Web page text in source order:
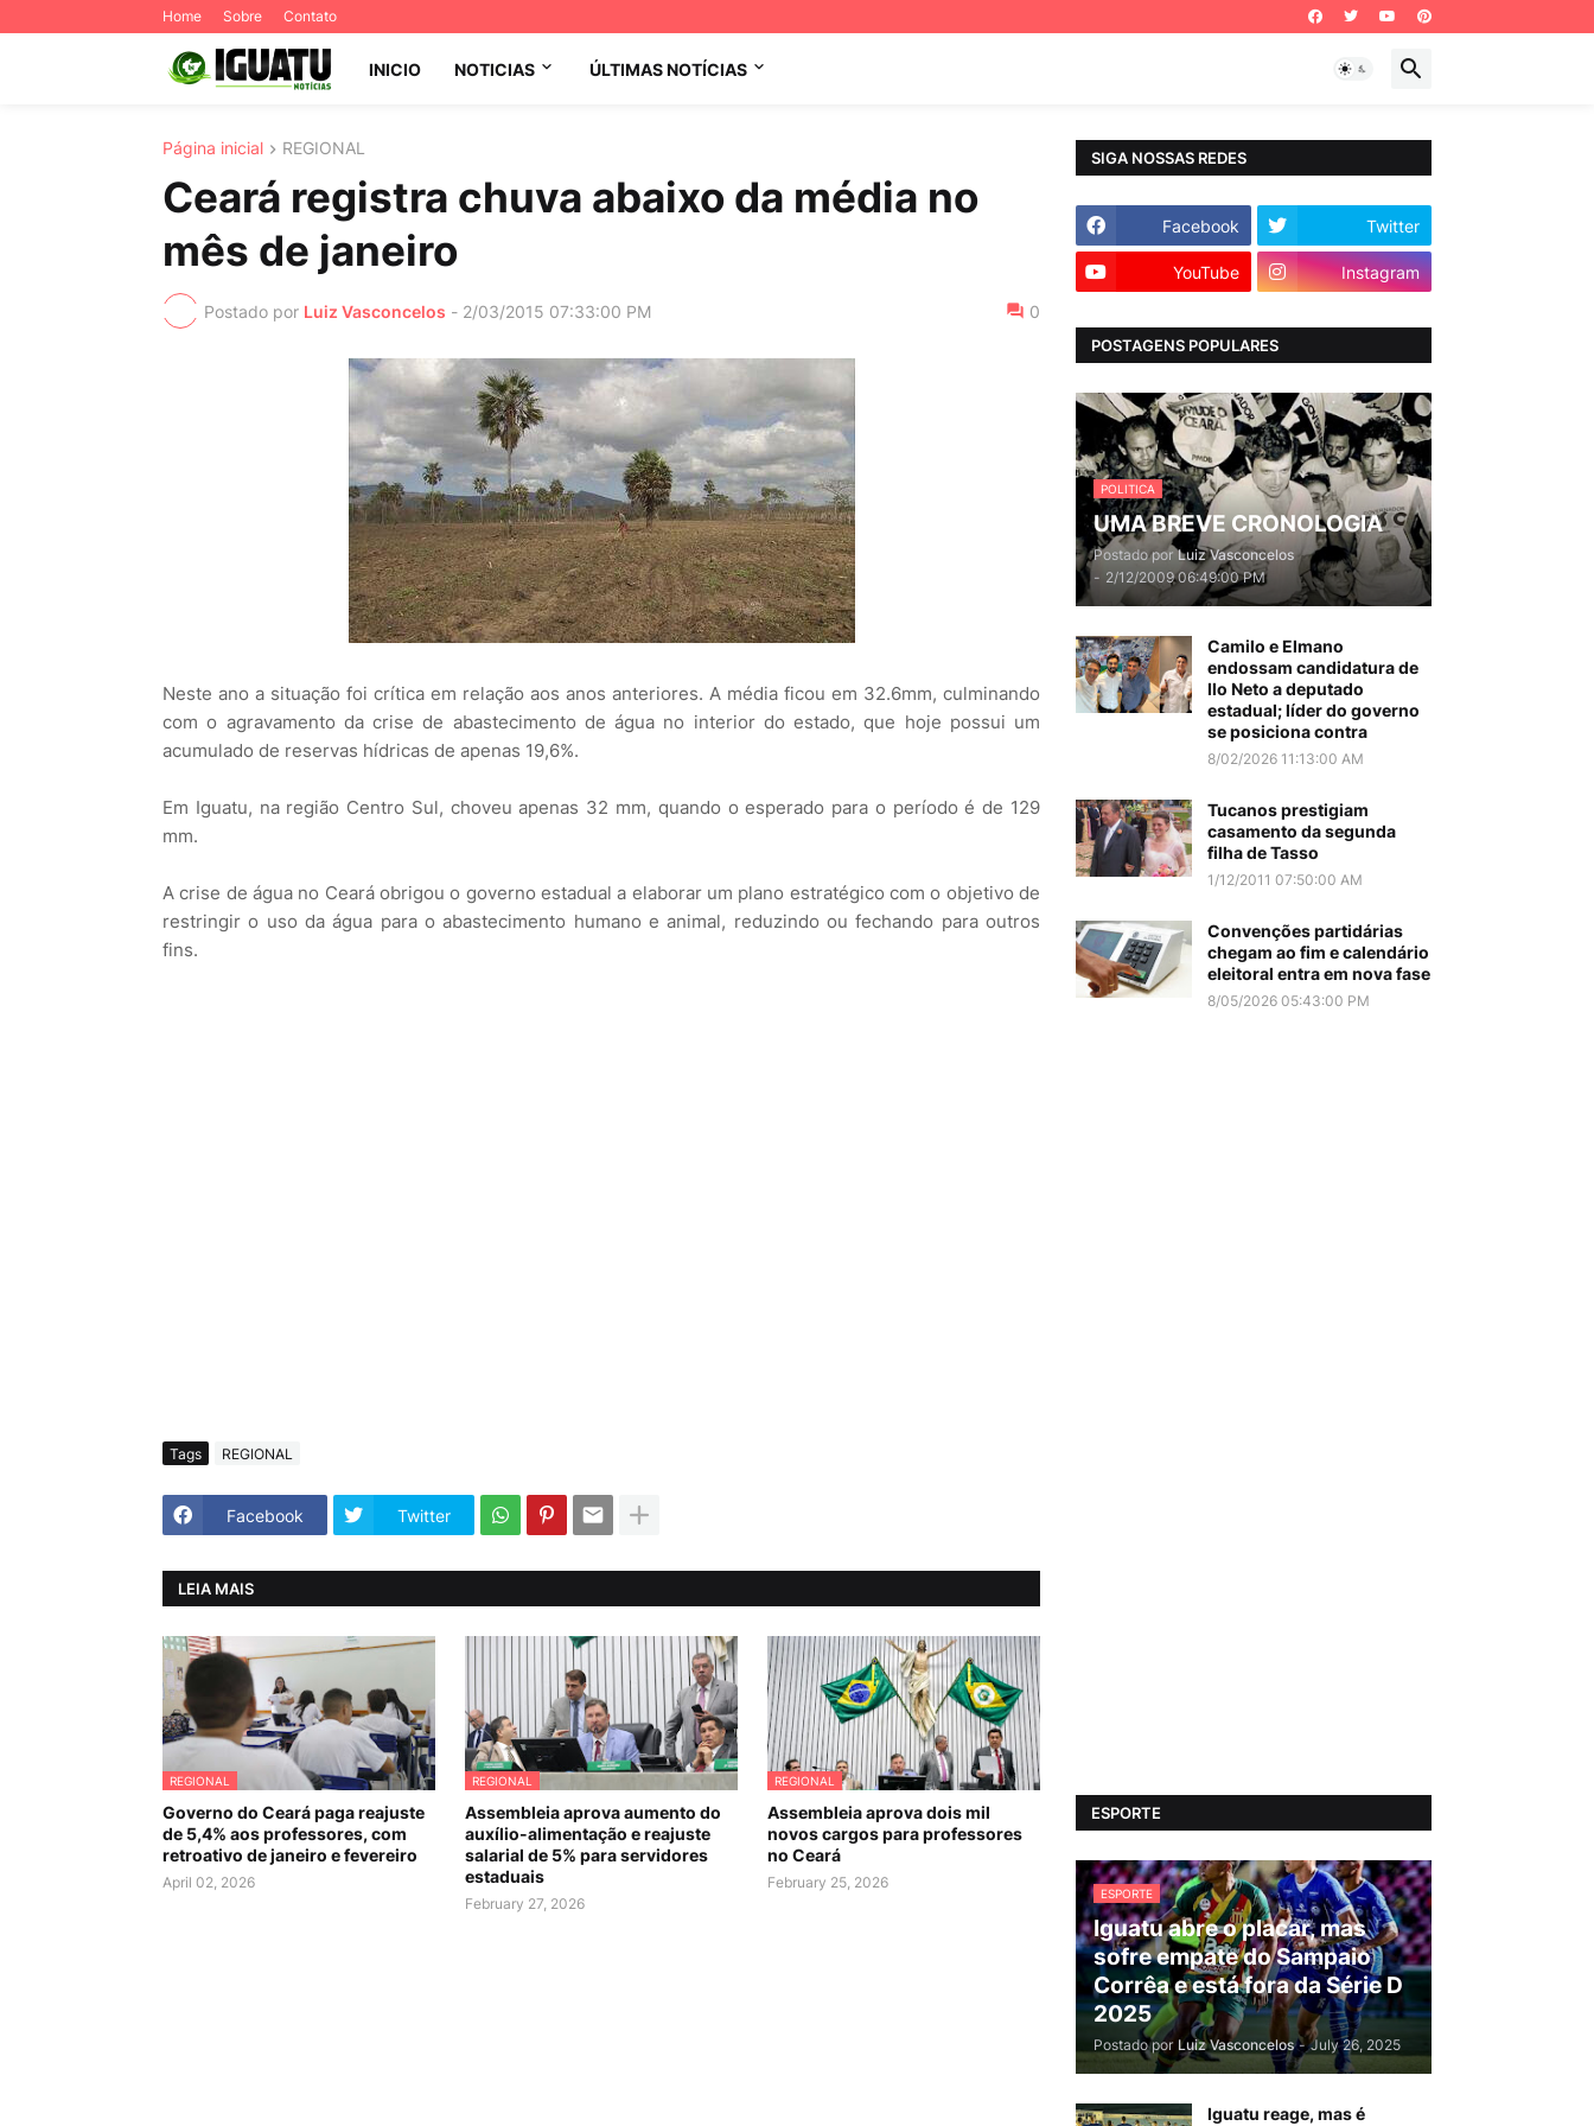
Home Sobre Contato
INICIO NOTICIAS ÚLTIMAS NOTÍCIAS
Página inicial REGIONAL
Ceará registra chuva abaixo da média no
mês de janeiro
Postado por Luiz Vasconcelos - 2/03/2015 07:33:00 PM 0
Neste ano a situação foi crítica em relação aos anos anteriores. A média ficou em 32.6mm, culminando
com o agravamento da crise de abastecimento de água no interior do estado, que hoje possui um
acumulado de reservas hídricas de apenas 19,6%.
Em Iguatu, na região Centro Sul, choveu apenas 32 mm, quando o esperado para o período é de 129
mm.
A crise de água no Ceará obrigou o governo estadual a elaborar um plano estratégico com o objetivo de
restringir o uso da água para o abastecimento humano e animal, reduzindo ou fechando para outros
fins.
Tags REGIONAL
Facebook Twitter
LEIA MAIS
REGIONAL
Governo do Ceará paga reajuste
de 5,4% aos professores, com
retroativo de janeiro e fevereiro
April 02, 2026
REGIONAL
Assembleia aprova aumento do
auxílio-alimentação e reajuste
salarial de 5% para servidores
estaduais
February 27, 2026
REGIONAL
Assembleia aprova dois mil
novos cargos para professores
no Ceará
February 25, 2026
SIGA NOSSAS REDES
Facebook Twitter
YouTube Instagram
POSTAGENS POPULARES
POLITICA
UMA BREVE CRONOLOGIA
Postado por Luiz Vasconcelos
- 2/12/2009 06:49:00 PM
Camilo e Elmano
endossam candidatura de
Ilo Neto a deputado
estadual; líder do governo
se posiciona contra
8/02/2026 11:13:00 AM
Tucanos prestigiam
casamento da segunda
filha de Tasso
1/12/2011 07:50:00 AM
Convenções partidárias
chegam ao fim e calendário
eleitoral entra em nova fase
8/05/2026 05:43:00 PM
ESPORTE
ESPORTE
Iguatu abre o placar, mas
sofre empate do Sampaio
Corrêa e está fora da Série D
2025
Postado por Luiz Vasconcelos - July 26, 2025
Iguatu reage, mas é